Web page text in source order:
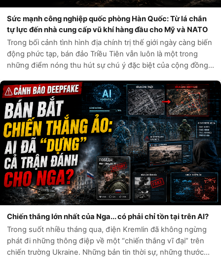
Sức mạnh công nghiệp quốc phòng Hàn Quốc: Từ lá chắn
tự lực đến nhà cung cấp vũ khí hàng đầu cho Mỹ và NATO
Trong bối cảnh tình hình địa chính trị thế giới ngày càng biến
động phức tạp, bán đảo Triều Tiên vẫn luôn là một trong
những điểm nóng thu hút sự chú ý đặc biệt của cộng đồng
các mối đe dọa t...
Chiến thắng lớn nhất của Nga... có phải chỉ tồn tại trên AI?
Trong suốt nhiều tháng qua, điện Kremlin đã không ngừng
phát đi những thông điệp về một “chiến thắng vĩ đại” trên
chiến trường Ukraine. Những bản tin thời sự, những thước